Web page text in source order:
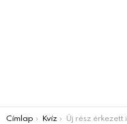
You are here:
Címlap Kvíz Új rész érkezett ismét – felismersz 5 magyar ismert embert? 19. rész Villámkvíz